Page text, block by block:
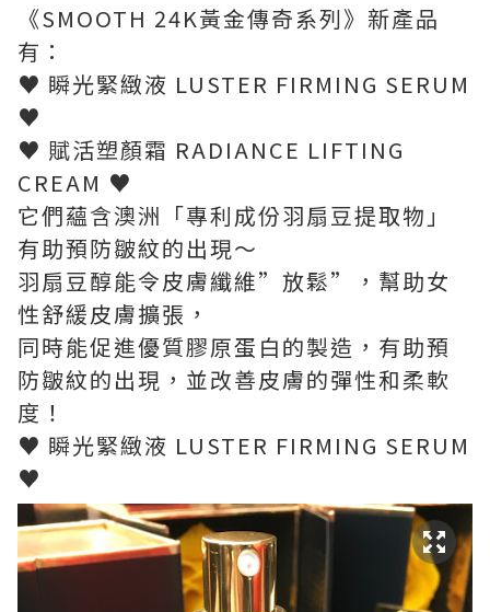
《SMOOTH 24K黃金傳奇系列》新產品
有：
♥ 瞬光緊緻液 LUSTER FIRMING SERUM
♥
♥ 賦活塑顏霜 RADIANCE LIFTING
CREAM ♥
它們蘊含澳洲「專利成份羽扇豆提取物」
有助預防皺紋的出現～
羽扇豆醇能令皮膚纖維”放鬆”，幫助女
性舒緩皮膚擴張，
同時能促進優質膠原蛋白的製造，有助預
防皺紋的出現，並改善皮膚的彈性和柔軟
度！
♥ 瞬光緊緻液 LUSTER FIRMING SERUM
♥